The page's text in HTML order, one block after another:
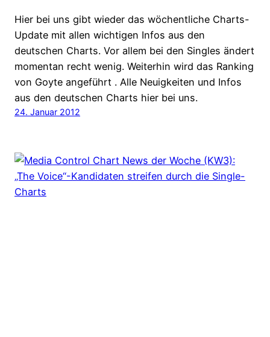
Hier bei uns gibt wieder das wöchentliche Charts-
Update mit allen wichtigen Infos aus den
deutschen Charts. Vor allem bei den Singles ändert
momentan recht wenig. Weiterhin wird das Ranking
von Goyte angeführt . Alle Neuigkeiten und Infos
aus den deutschen Charts hier bei uns.
24. Januar 2012